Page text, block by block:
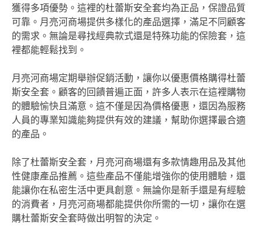
獲得多項優勢。這裡的杜蕾斯安全套均為正品，保證品質
可靠。月亮河商場提供多樣化的產品選擇，滿足不同顧客
的需求。無論是尋找經典款式還是特殊功能的保險套，這
裡都能輕鬆找到。
月亮河商場定期舉辦促銷活動，讓你以優惠價格購得杜蕾
斯安全套。顧客的回饋普遍正面，許多人表示在這裡購物
的體驗愉快且滿意。這不僅是因為價格優惠，還因為服務
人員的專業知識能夠提供有效的建議，幫助你選擇最合適
的產品。
除了杜蕾斯安全套，月亮河商場還有多款情趣用品及其他
性健康產品推薦。這些產品不僅能增強你的使用體驗，還
能讓你在私密生活中更具創意。無論你是新手還是有經驗
的消費者，月亮河商場都能提供你所需的一切，讓你在選
購杜蕾斯安全套時做出明智的決定。